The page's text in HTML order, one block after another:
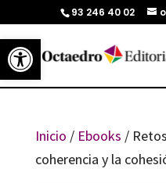
Abrir barra de herramientas
93 246 40 02
Inicio / Ebooks /
coherencia y la